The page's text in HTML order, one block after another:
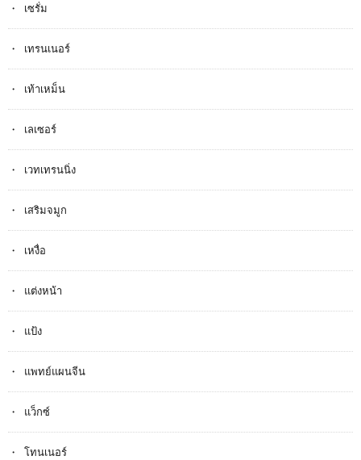
เซรั่ม
เทรนเนอร์
เท้าเหม็น
เลเซอร์
เวทเทรนนิ่ง
เสริมจมูก
เหงื่อ
แต่งหน้า
แป้ง
แพทย์แผนจีน
แว็กซ์
โทนเนอร์